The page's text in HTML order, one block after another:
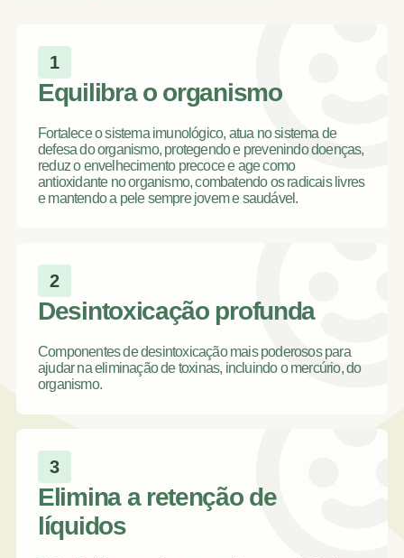
1
Equilibra o organismo
Fortalece o sistema imunológico, atua no sistema de
defesa do organismo, protegendo e prevenindo doenças,
reduz o envelhecimento precoce e age como
antioxidante no organismo, combatendo os radicais livres
e mantendo a pele sempre jovem e saudável.
2
Desintoxicação profunda
Componentes de desintoxicação mais poderosos para
ajudar na eliminação de toxinas, incluindo o mercúrio, do
organismo.
3
Elimina a retenção de
líquidos